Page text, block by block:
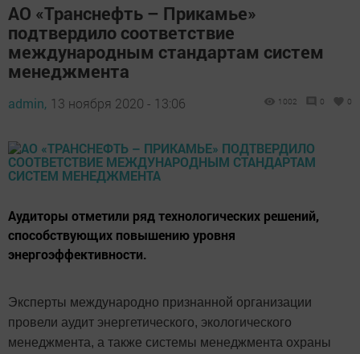
АО «Транснефть – Прикамье»
подтвердило соответствие
международным стандартам систем
менеджмента
admin, 13 ноября 2020 - 13:06 1002 0 0
Аудиторы отметили ряд технологических решений,
способствующих повышению уровня
энергоэффективности.
Эксперты международно признанной организации
провели аудит энергетического, экологического
менеджмента, а также системы менеджмента охраны